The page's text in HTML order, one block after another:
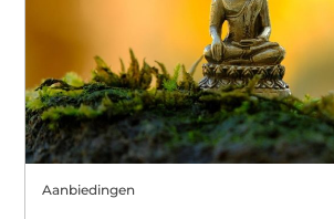
Aanbiedingen